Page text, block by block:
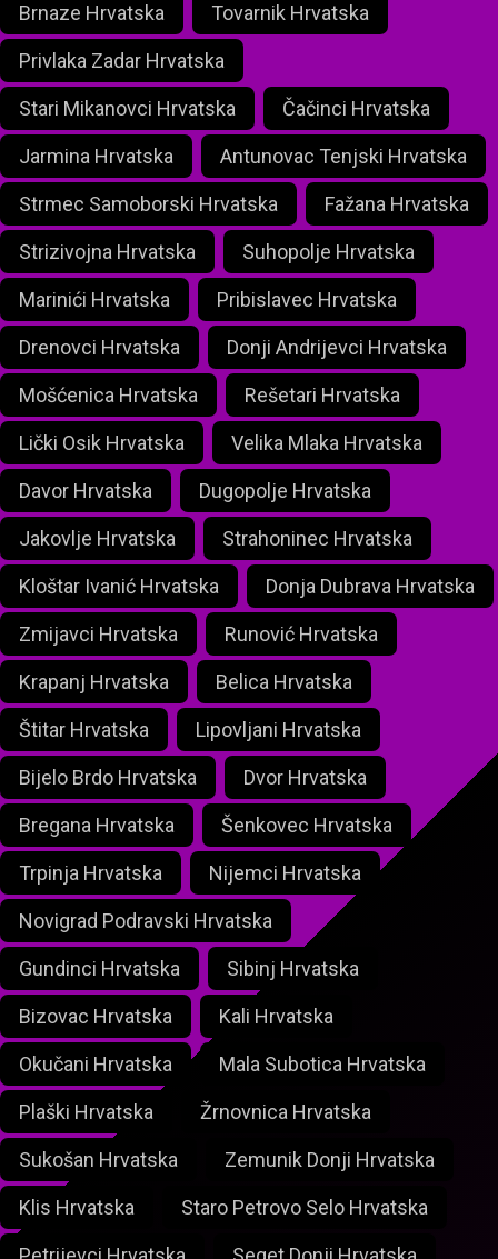
Brnaze Hrvatska Tovarnik Hrvatska
Privlaka Zadar Hrvatska
Stari Mikanovci Hrvatska Čačinci Hrvatska
Jarmina Hrvatska Antunovac Tenjski Hrvatska
Strmec Samoborski Hrvatska Fažana Hrvatska
Strizivojna Hrvatska Suhopolje Hrvatska
Marinići Hrvatska Pribislavec Hrvatska
Drenovci Hrvatska Donji Andrijevci Hrvatska
Mošćenica Hrvatska Rešetari Hrvatska
Lički Osik Hrvatska Velika Mlaka Hrvatska
Davor Hrvatska Dugopolje Hrvatska
Jakovlje Hrvatska Strahoninec Hrvatska
Kloštar Ivanić Hrvatska Donja Dubrava Hrvatska
Zmijavci Hrvatska Runović Hrvatska
Krapanj Hrvatska Belica Hrvatska
Štitar Hrvatska Lipovljani Hrvatska
Bijelo Brdo Hrvatska Dvor Hrvatska
Bregana Hrvatska Šenkovec Hrvatska
Trpinja Hrvatska Nijemci Hrvatska
Novigrad Podravski Hrvatska
Gundinci Hrvatska Sibinj Hrvatska
Bizovac Hrvatska Kali Hrvatska
Okučani Hrvatska Mala Subotica Hrvatska
Plaški Hrvatska Žrnovnica Hrvatska
Sukošan Hrvatska Zemunik Donji Hrvatska
Klis Hrvatska Staro Petrovo Selo Hrvatska